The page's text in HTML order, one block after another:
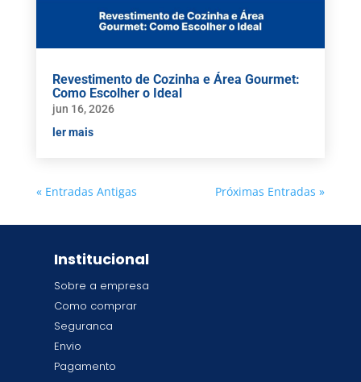
Revestimento de Cozinha e Área Gourmet:
Como Escolher o Ideal
jun 16, 2026
ler mais
« Entradas Antigas Próximas Entradas »
Institucional
Sobre a empresa
Como comprar
Seguranca
Envio
Pagamento